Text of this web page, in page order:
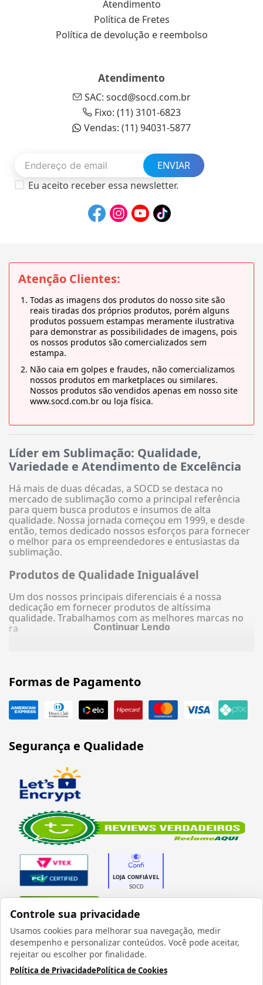
Controle sua privacidade
Usamos cookies para melhorar sua navegação, medir
desempenho e personalizar conteúdos. Você pode aceitar,
rejeitar ou escolher por finalidade.
Política de PrivacidadePolítica de Cookies
Atendimento
Política de Fretes
Política de devolução e reembolso
Atendimento
SAC: socd@socd.com.br
Fixo: (11) 3101-6823
Vendas: (11) 94031-5877
ENVIAR
Eu aceito receber essa newsletter.
Atenção Clientes:
Todas as imagens dos produtos do nosso site são
reais tiradas dos próprios produtos, porém alguns
produtos possuem estampas meramente ilustrativa
para demonstrar as possibilidades de imagens, pois
os nossos produtos são comercializados sem
estampa.
Não caia em golpes e fraudes, não comercializamos
nossos produtos em marketplaces ou similares.
Nossos produtos são vendidos apenas em nosso site
www.socd.com.br ou loja física.
Líder em Sublimação: Qualidade,
Variedade e Atendimento de Excelência
Há mais de duas décadas, a SOCD se destaca no
mercado de sublimação como a principal referência
para quem busca produtos e insumos de alta
qualidade. Nossa jornada começou em 1999, e desde
então, temos dedicado nossos esforços para fornecer
o melhor para os empreendedores e entusiastas da
sublimação.
Produtos de Qualidade Inigualável
Um dos nossos principais diferenciais é a nossa
dedicação em fornecer produtos de altíssima
qualidade. Trabalhamos com as melhores marcas no
ra
Continuar Lendo
Formas de Pagamento
Segurança e Qualidade
Todos os direitos reservados 1999 - 2026 | CRIDON